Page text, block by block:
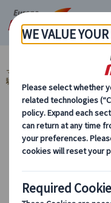
マイバス・ヨーロッパ イタ
験 (6)
イタリアンディナー
カテゴリーから探す
ご当地グルメ・